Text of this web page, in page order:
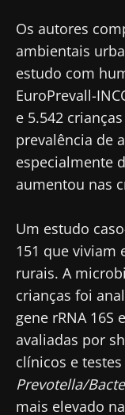
Os autores
ambientais
estudo com
EuroPrevall-
e 5.542
prevalência de
especialmente
aumentou nas
Um estudo
151 que viviam
rurais. A
crianças foi
gene rRNA 16S
avaliadas por
clínicos e
Prevotella/
mais elevado